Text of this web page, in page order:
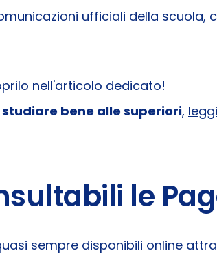
ufficiali della
nell'articolo dedicato!
bene alle superiori,
le
sempre disponibili online